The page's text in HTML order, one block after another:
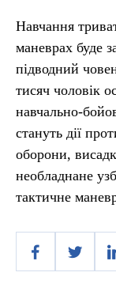
Навчання
маневрах буде
підводний
тисяч чоловік
навчально-
стануть дії
оборони,
необладнане
тактичне